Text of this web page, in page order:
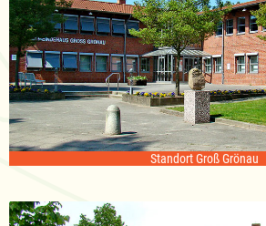
Standort Groß Grönau